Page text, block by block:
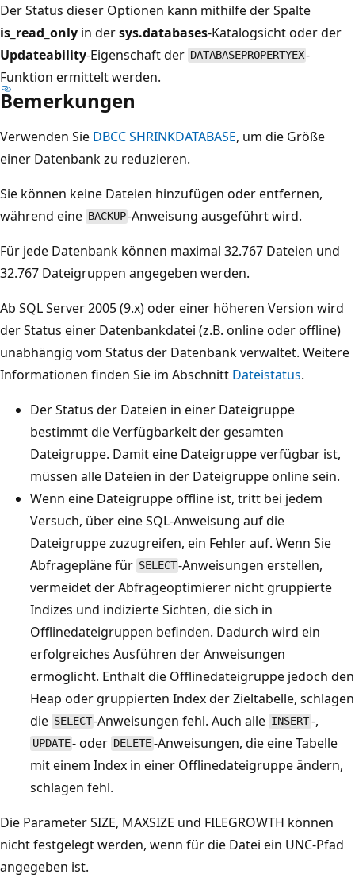
Der Status dieser Optionen kann mithilfe der Spalte
is_read_only in dersys.databases-Katalogsicht oder der
Updateability-Eigenschaft der DATABASEPROPERTYEX-
Funktion ermittelt werden.
Bemerkungen
Verwenden Sie DBCC SHRINKDATABASE, um die Größe
einer Datenbank zu reduzieren.
Sie können keine Dateien hinzufügen oder entfernen,
während eine BACKUP-Anweisung ausgeführt wird.
Für jede Datenbank können maximal 32.767 Dateien und
32.767 Dateigruppen angegeben werden.
Ab SQL Server 2005 (9.x) oder einer höheren Version wird
der Status einer Datenbankdatei (z.B. online oder offline)
unabhängig vom Status der Datenbank verwaltet. Weitere
Informationen finden Sie im Abschnitt Dateistatus.
Der Status der Dateien in einer Dateigruppe
bestimmt die Verfügbarkeit der gesamten
Dateigruppe. Damit eine Dateigruppe verfügbar ist,
müssen alle Dateien in der Dateigruppe online sein.
Wenn eine Dateigruppe offline ist, tritt bei jedem
Versuch, über eine SQL-Anweisung auf die
Dateigruppe zuzugreifen, ein Fehler auf. Wenn Sie
Abfragepläne für SELECT-Anweisungen erstellen,
vermeidet der Abfrageoptimierer nicht gruppierte
Indizes und indizierte Sichten, die sich in
Offlinedateigruppen befinden. Dadurch wird ein
erfolgreiches Ausführen der Anweisungen
ermöglicht. Enthält die Offlinedateigruppe jedoch den
Heap oder gruppierten Index der Zieltabelle, schlagen
die SELECT-Anweisungen fehl. Auch alle INSERT-,
UPDATE- oder DELETE-Anweisungen, die eine Tabelle
mit einem Index in einer Offlinedateigruppe ändern,
schlagen fehl.
Die Parameter SIZE, MAXSIZE und FILEGROWTH können
nicht festgelegt werden, wenn für die Datei ein UNC-Pfad
angegeben ist.